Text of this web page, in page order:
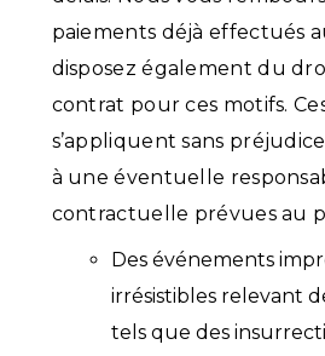
paiements déjà effectués
disposez également du
contrat pour ces motifs.
s’appliquent sans
à une éventuelle
contractuelle prévues au
Des événements
irrésistibles relevant
tels que des